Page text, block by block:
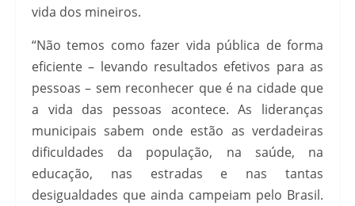
vida dos mineiros.
“Não temos como fazer vida pública de forma
eficiente – levando resultados efetivos para as
pessoas – sem reconhecer que é na cidade que
a vida das pessoas acontece. As lideranças
municipais sabem onde estão as verdadeiras
dificuldades da população, na saúde, na
educação, nas estradas e nas tantas
desigualdades que ainda campeiam pelo Brasil.